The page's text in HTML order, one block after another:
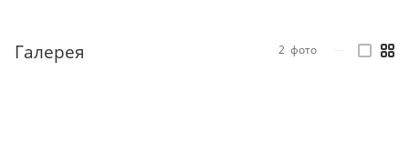
Галерея 2 фото